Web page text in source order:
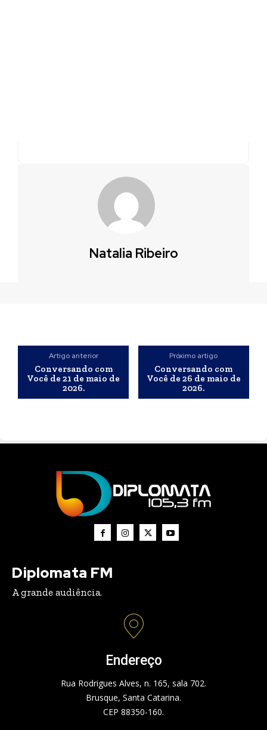
Natalia Ribeiro
Artigo anterior
Conversando com
Você de 21 de maio de
2026.
Próximo artigo
Conversando com
Você de 26 de maio de
2026.
Diplomata FM
A grande audiência.
Endereço
Rua Rodrigues Alves, n. 165, sala 702.
Brusque, Santa Catarina.
CEP 88350-160.